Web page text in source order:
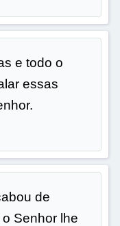
e todo o
essas
de
Senhor lhe